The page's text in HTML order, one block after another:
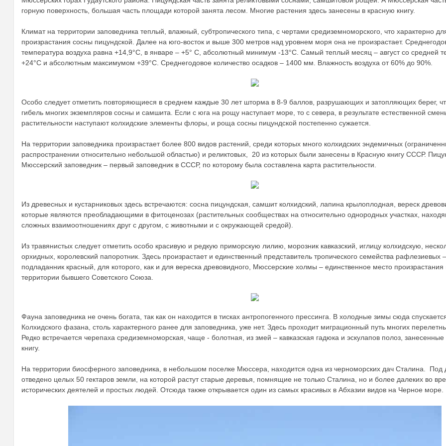
горную поверхность, большая часть площади которой занята лесом. Многие растения здесь занесены в красную книгу.
Климат на территории заповедника теплый, влажный, субтропического типа, с чертами средиземноморского, что характерно
произрастания сосны пицундской. Далее на юго-восток и выше 300 метров над уровнем моря она не произрастает.
температура воздуха равна +14,9°C, в январе – +5° C, абсолютный минимум -13°С. Самый теплый месяц – август со средней
+24°С и абсолютным максимумом +39°С. Среднегодовое количество осадков – 1400 мм. Влажность воздуха от 60% до 90%.
Особо следует отметить повторяющиеся в среднем каждые 30 лет шторма в 8-9 баллов, разрушающих и затопляющих берег,
гибель многих экземпляров сосны и самшита. Если с юга на рощу наступает море, то с севера, в результате естественной
растительности наступают колхидские элементы флоры, и роща сосны пицундской постепенно сужается.
На территории заповедника произрастает более 800 видов растений, среди которых много колхидских эндемичных
распространении относительно небольшой областью) и реликтовых, 20 из которых были занесены в Красную книгу СССР.
Мюссерский заповедник – первый заповедник в СССР, по которому была составлена карта растительности.
Из древесных и кустарниковых здесь встречаются: сосна пицундская, самшит колхидский, лапина крылоплодная, вереск
которые являются преобладающими в фитоценозах (растительных сообществах на относительно однородных участках,
сложных взаимоотношениях друг с другом, с животными и с окружающей средой).
Из травянистых следует отметить особо красивую и редкую приморскую лилию, морозник кавказский, иглицу колхидскую,
орхидных, королевский папоротник. Здесь произрастает и единственный представитель тропического семейства рафлезиевых –
подладанник красный, для которого, как и для вереска древовидного, Мюссерские холмы – единственное место произрастания
территории бывшего Советского Союза.
Фауна заповедника не очень богата, так как он находится в тисках антропогенного прессинга. В холодные зимы сюда
Колхидского фазана, столь характерного ранее для заповедника, уже нет. Здесь проходит миграционный путь многих
Редко встречается черепаха средиземноморская, чаще - болотная, из змей – кавказская гадюка и эскулапов полоз,
книгу.
На территории биосферного заповедника, в небольшом поселке Мюссера, находится одна из черноморских дач Сталина. Под
отведено целых 50 гектаров земли, на которой растут старые деревья, помнящие не только Сталина, но и более далеких во
исторических деятелей и простых людей. Отсюда также открывается один из самых красивых в Абхазии видов на Черное море.